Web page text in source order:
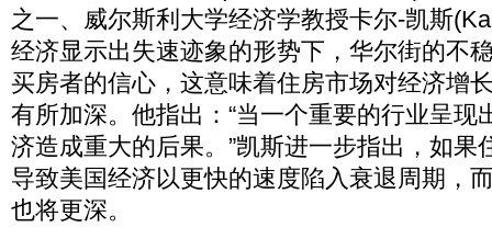
之一、威尔斯利大学经济学教授卡尔-凯斯
经济显示出失速迹象的形势下，华尔街的不
买房者的信心，这意味着住房市场对经济增
有所加深。他指出：“当一个重要的行业呈现
济造成重大的后果。”凯斯进一步指出，如果
导致美国经济以更快的速度陷入衰退周期，
也将更深。